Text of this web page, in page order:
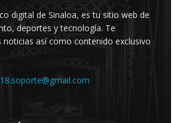
digital de Sinaloa, es tu sitio web de
deportes y tecnología. Te
así como contenido exclusivo